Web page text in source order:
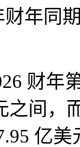
财年同
财年
之间，
亿美